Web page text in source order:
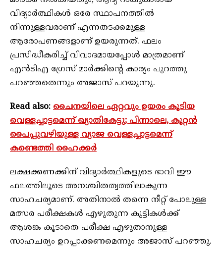
വിദ്യാര്‍ത്ഥികള്‍ ഒരേ സ്ഥാപനത്തില്‍
നിന്നുള്ളവരാണ് എന്നതടക്കമുള്ള
ആരോപണങ്ങളാണ് ഉയരുന്നത്. ഫലം
പ്രസിദ്ധീകരിച്ച് വിവാദമായപ്പോള്‍ മാത്രമാണ്
എന്‍ടിഎ ഗ്രേസ് മാര്‍ക്കിന്റെ കാര്യം പുറത്തു
പറഞ്ഞതെന്നും അജാസ് പറയുന്നു.
Read also: ചൈനയിലെ ഏറ്റവും ഉയരം കൂടിയ
വെള്ളച്ചാട്ടമെന്ന് ഖ്യാതികേട്ടു; പിന്നാലെ, കൂറ്റൻ
പൈപ്പുവഴിയുള്ള വ്യാജ വെള്ളച്ചാട്ടമെന്ന്
കണ്ടെത്തി ഹൈക്കർ
ലക്ഷക്കണക്കിന് വിദ്യാര്‍ത്ഥികളുടെ ഭാവി ഈ
ഫലത്തിലൂടെ അനശ്ചിതത്വത്തിലാകുന്ന
സാഹചര്യമാണ്. അതിനാല്‍ തന്നെ നീറ്റ് പോലുള്ള
മത്സര പരീക്ഷകള്‍ എഴുതുന്ന കുട്ടികള്‍ക്ക്
ആശങ്ക കൂടാതെ പരീക്ഷ എഴുതാനുള്ള
സാഹചര്യം ഉറപ്പാക്കണമെന്നും അജാസ് പറഞ്ഞു.